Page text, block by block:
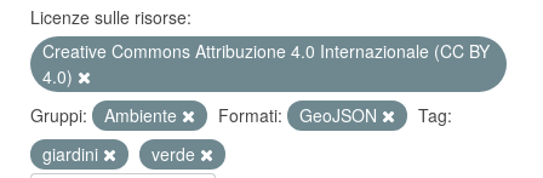
Licenze sulle risorse:
Creative Commons Attribuzione 4.0 Internazionale (CC BY
4.0)
Gruppi:
Ambiente Formati: GeoJSON
Tag:
giardini
verde